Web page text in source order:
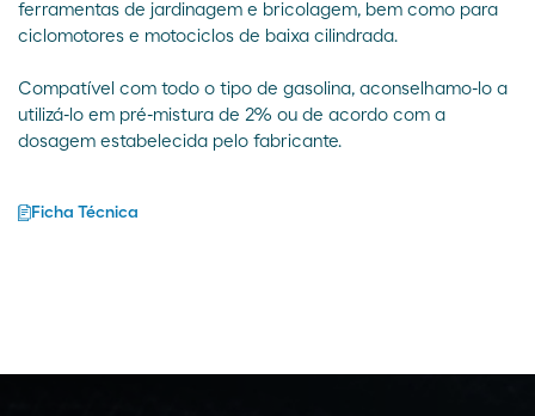
ferramentas de jardinagem e bricolagem, bem como para
ciclomotores e motociclos de baixa cilindrada.
Compatível com todo o tipo de gasolina, aconselhamo-lo a
utilizá-lo em pré-mistura de 2% ou de acordo com a
dosagem estabelecida pelo fabricante.
Ficha Técnica